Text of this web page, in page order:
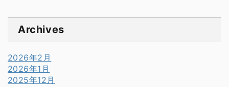
Archives
2026年2月
2026年1月
2025年12月